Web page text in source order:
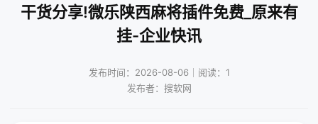
干货分享!微乐陕西麻将插件免费_原来有
挂-企业快讯
发布时间：2026-08-06｜阅读：1
发布者：搜软网